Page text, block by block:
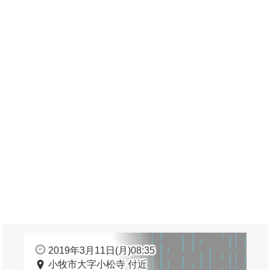
2019年3月11日(月)08:35
小牧市大字小松寺 付近